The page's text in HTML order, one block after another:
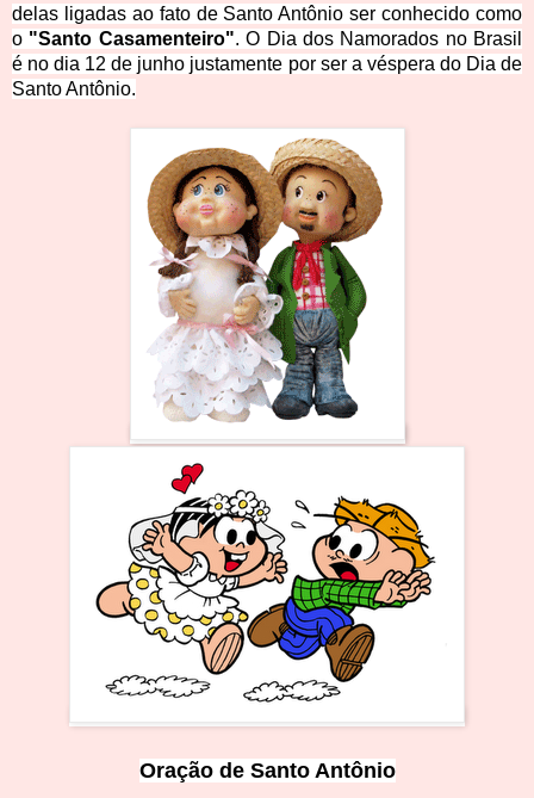
delas ligadas ao fato de Santo Antônio ser conhecido como
o "Santo Casamenteiro". O Dia dos Namorados no Brasil
é no dia 12 de junho justamente por ser a véspera do Dia de
Santo Antônio.
Oração de Santo Antônio